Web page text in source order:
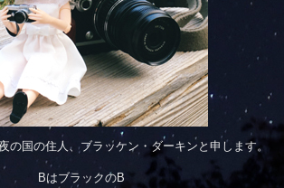
の国の住人、ブラッケン・ダーキンと申します。
BはブラックのB